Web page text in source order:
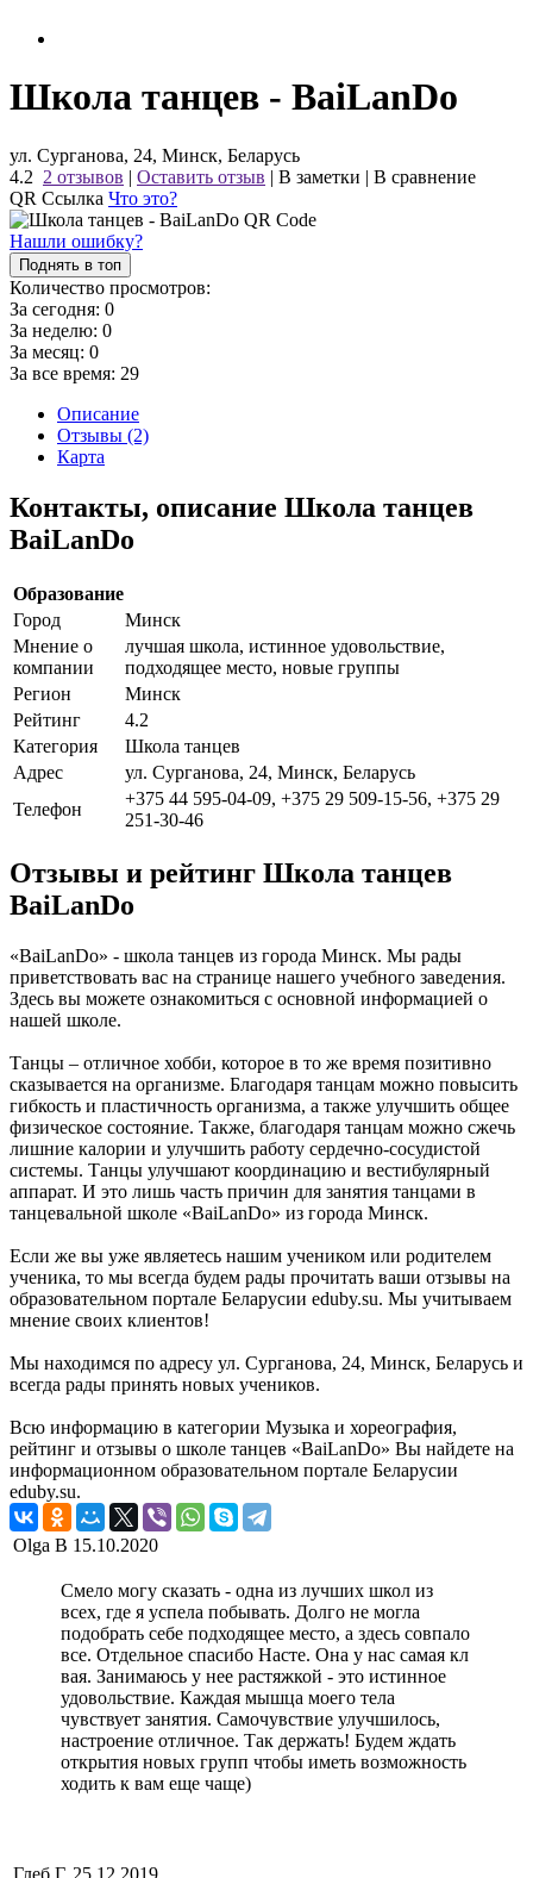
Школа танцев - BaiLanDo
ул. Сурганова, 24, Минск, Беларусь
4.2 2 отзывов | Оставить отзыв | В заметки | В сравнение
QR Ссылка Что это?
Нашли ошибку?
Поднять в топ
Количество просмотров:
За сегодня: 0
За неделю: 0
За месяц: 0
За все время: 29
Описание
Отзывы (2)
Карта
Контакты, описание Школа танцев
BaiLanDo
Образование
Город
Минск
Мнение о
компании
лучшая школа, истинное удовольствие,
подходящее место, новые группы
Регион
Минск
Рейтинг
4.2
Категория
Школа танцев
Адрес
ул. Сурганова, 24, Минск, Беларусь
Телефон
+375 44 595-04-09, +375 29 509-15-56, +375 29
251-30-46
Отзывы и рейтинг Школа танцев
BaiLanDo
«BaiLanDo» - школа танцев из города Минск. Мы рады
приветствовать вас на странице нашего учебного заведения.
Здесь вы можете ознакомиться с основной информацией о
нашей школе.
Танцы – отличное хобби, которое в то же время позитивно
сказывается на организме. Благодаря танцам можно повысить
гибкость и пластичность организма, а также улучшить общее
физическое состояние. Также, благодаря танцам можно сжечь
лишние калории и улучшить работу сердечно-сосудистой
системы. Танцы улучшают координацию и вестибулярный
аппарат. И это лишь часть причин для занятия танцами в
танцевальной школе «BaiLanDo» из города Минск.
Если же вы уже являетесь нашим учеником или родителем
ученика, то мы всегда будем рады прочитать ваши отзывы на
образовательном портале Беларусии eduby.su. Мы учитываем
мнение своих клиентов!
Мы находимся по адресу ул. Сурганова, 24, Минск, Беларусь и
всегда рады принять новых учеников.
Всю информацию в категории Музыка и хореография,
рейтинг и отзывы о школе танцев «BaiLanDo» Вы найдете на
информационном образовательном портале Беларусии
eduby.su.
Olga B 15.10.2020
Смело могу сказать - одна из лучших школ из
всех, где я успела побывать. Долго не могла
подобрать себе подходящее место, а здесь совпало
все. Отдельное спасибо Насте. Она у нас самая кл
вая. Занимаюсь у нее растяжкой - это истинное
удовольствие. Каждая мышца моего тела
чувствует занятия. Самочувствие улучшилось,
настроение отличное. Так держать! Будем ждать
открытия новых групп чтобы иметь возможность
ходить к вам еще чаще)